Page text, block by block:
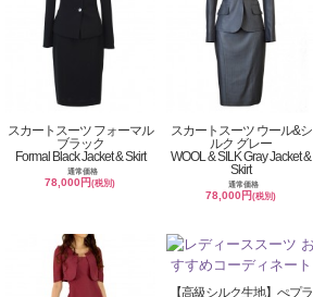
スカートスーツ フォーマル
ブラック
Formal Black Jacket & Skirt
通常価格
78,000円(税別)
スカートスーツ ウール&シ
ルク グレー
WOOL & SILK Gray Jacket &
Skirt
通常価格
78,000円(税別)
【高級シルク生地】ぺプラ